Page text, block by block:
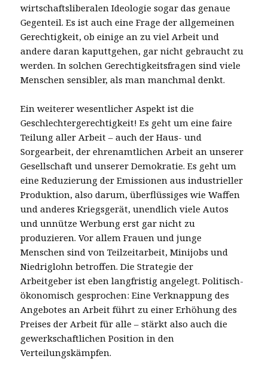
wirtschaftsliberalen Ideologie sogar das genaue
Gegenteil. Es ist auch eine Frage der allgemeinen
Gerechtigkeit, ob einige an zu viel Arbeit und
andere daran kaputtgehen, gar nicht gebraucht zu
werden. In solchen Gerechtigkeitsfragen sind viele
Menschen sensibler, als man manchmal denkt.
Ein weiterer wesentlicher Aspekt ist die
Geschlechtergerechtigkeit! Es geht um eine faire
Teilung aller Arbeit – auch der Haus- und
Sorgearbeit, der ehrenamtlichen Arbeit an unserer
Gesellschaft und unserer Demokratie. Es geht um
eine Reduzierung der Emissionen aus industrieller
Produktion, also darum, überflüssiges wie Waffen
und anderes Kriegsgerät, unendlich viele Autos
und unnütze Werbung erst gar nicht zu
produzieren. Vor allem Frauen und junge
Menschen sind von Teilzeitarbeit, Minijobs und
Niedriglohn betroffen. Die Strategie der
Arbeitgeber ist eben langfristig angelegt. Politisch-
ökonomisch gesprochen: Eine Verknappung des
Angebotes an Arbeit führt zu einer Erhöhung des
Preises der Arbeit für alle – stärkt also auch die
gewerkschaftlichen Position in den
Verteilungskämpfen.